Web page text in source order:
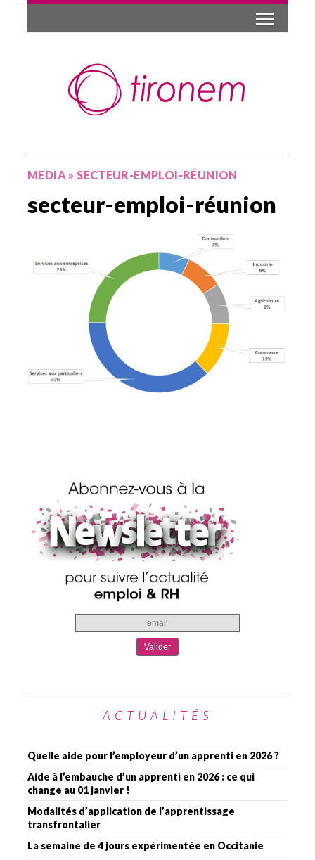
MEDIA» SECTEUR-EMPLOI-RÉUNION
secteur-emploi-réunion
ACTUALITÉS
Quelle aide pour l’employeur d’un apprenti en 2026 ?
Aide à l’embauche d’un apprenti en 2026 : ce qui
change au 01 janvier !
Modalités d’application de l’apprentissage
transfrontalier
La semaine de 4 jours expérimentée en Occitanie